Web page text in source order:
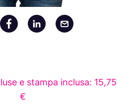
e stampa inclusa: 15,75
€